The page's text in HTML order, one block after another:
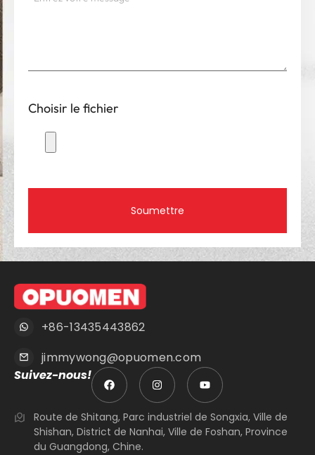
Choisir le fichier
Soumettre
+86-13435443862
jimmywong@opuomen.com
Suivez-nous!
Route de Shitang, Parc industriel de Songxia, Ville de
Shishan, District de Nanhai, Ville de Foshan, Province
du Guangdong, Chine.